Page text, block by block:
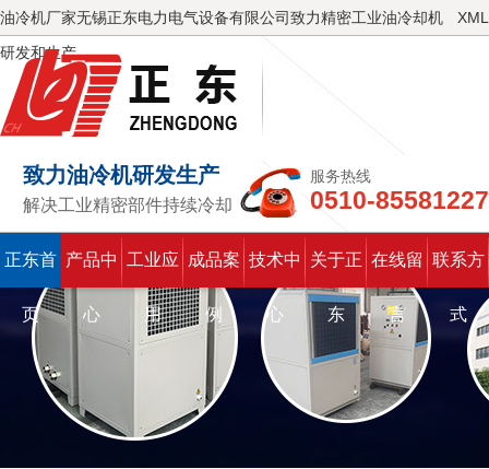
XML
油冷机厂家无锡正东电力电气设备有限公司致力精密工业油冷却机
研发和生产
致力油冷机研发生产
解决工业精密部件持续冷却
服务热线
0510-85581227
正东首
页
产品中
心
工业应
用
成品案
例
技术中
心
关于正
东
在线留
言
联系方
式